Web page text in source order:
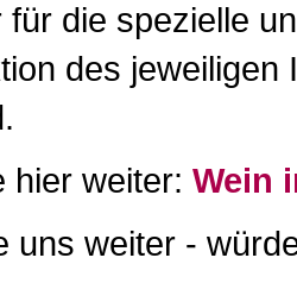
die spezielle
des jeweiligen
hier weiter: Wein
uns weiter -